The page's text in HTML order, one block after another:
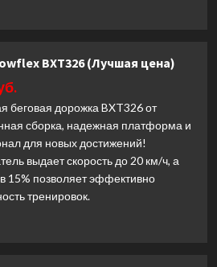
BXT326 (Лучшая цена)
беговая дорожка BXT326 от
сборка, надежная платформа и
для новых достижений!
выдает скорость до 20 км/ч, а
15% позволяет эффективно
тренировок.